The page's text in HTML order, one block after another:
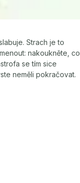
Strach je to
nakoukněte, co
se tím sice
neměli pokračovat.